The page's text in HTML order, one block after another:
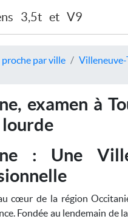
3,5t et V9
par ville Villeneuve-
examen à
lourde
: Une
cœur de la région
Fondée au lendemain de